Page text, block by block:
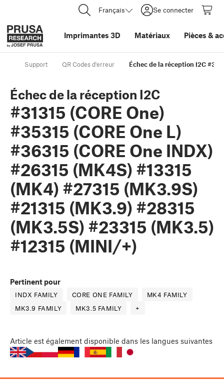
Français Se connecter
Imprimantes 3D Matériaux Pièces &
Support QR Codes d'erreur Échec de la réception I2C
Échec de la réception I2C
#31315 (CORE One)
#35315 (CORE One L)
#36315 (CORE One INDX)
#26315 (MK4S) #13315
(MK4) #27315 (MK3.9S)
#21315 (MK3.9) #28315
(MK3.5S) #23315 (MK3.5)
#12315 (MINI/+)
Pertinent pour
INDX FAMILY CORE ONE FAMILY
MK4 FAMILY
MK3.9 FAMILY
MK3.5 FAMILY +
Article est également disponible dans les langues suivantes